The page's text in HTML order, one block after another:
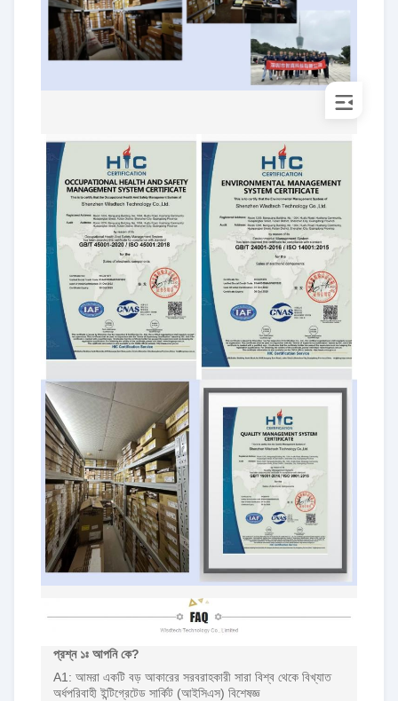
প্রশ্ন ১ঃ আপনি কে?
A1: আমরা একটি বড় আকারের সরবরাহকারী সারা বিশ্ব থেকে বিখ্যাত
অর্ধপরিবাহী ইন্টিগ্রেটেড সার্কিট (আইসিএস) বিশেষজ্ঞ